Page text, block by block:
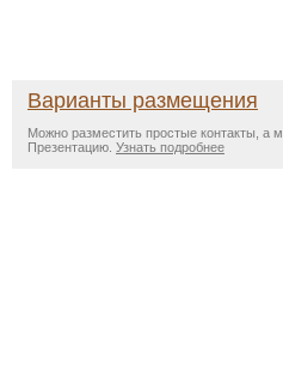
Варианты размещения
Можно разместить простые контакты, а
Презентацию. Узнать подробнее